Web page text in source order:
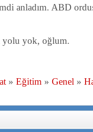
anladım. ABD
yolu yok, oğlum.
» Eğitim » Genel »